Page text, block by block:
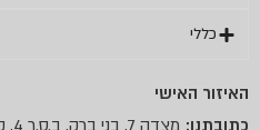
כללי
האיזור האישי
כתובתנו: מצדה 7, בני ברק, ב.ס.ר 4, קומות 20-21